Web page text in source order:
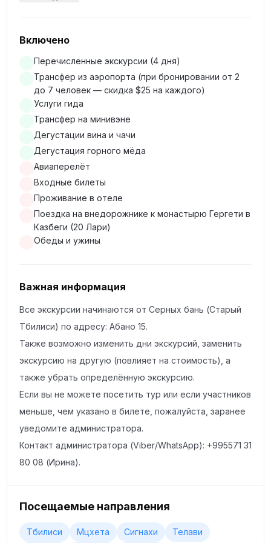
Абанотубани — легендарный район серных бань
Тбилиси с куполообразными банями, парящими
улицами и многовековыми традициями
здание Тбилиси, базилика V века в самом сердце
старого города
Новый Тбилиси:
Площадь Мейдан (площадь Вахтанга Горгасали) —
исторический центр Старого Тбилиси, когда-то
улица Тбилиси с винными барами, галереями и
летними террасами
Церковь Метехи — драматичная церковь на скале с
видом на реку Мтквари, один из самых узнаваемых
силуэтов Тбилиси
Лестница Сололаки — скрытая жемчужина Старого
Тбилиси, живописный маршрут через один из самых
красивых исторических районов города
Площадь Свободы — символическое сердце
окружении величественной архитектуры
Включено
Перечисленные экскурсии (4 дня)
Трансфер из аэропорта (при бронировании от 2
до 7 человек — скидка $25 на каждого)
Услуги гида
Трансфер на минивэне
Дегустации вина и чачи
Дегустация горного мёда
Авиаперелёт
Входные билеты
Проживание в отеле
Поездка на внедорожнике к монастырю Гергети в
Казбеги (20 Лари)
Обеды и ужины
Важная информация
Все экскурсии начинаются от Серных бань (Старый
Тбилиси) по адресу: Абано 15.
Также возможно изменить дни экскурсий, заменить
экскурсию на другую (повлияет на стоимость), а
также убрать определённую экскурсию.
Если вы не можете посетить тур или если участников
меньше, чем указано в билете, пожалуйста, заранее
уведомите администратора.
Контакт администратора (Viber/WhatsApp): +995571 31
80 08 (Ирина).
Посещаемые направления
Тбилиси Мцхета Сигнахи
Телави